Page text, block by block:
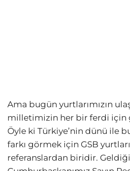
Ama bugün yurtlarımızın
milletimizin her bir ferdi için
Öyle ki Türkiye’nin dünü ile
farkı görmek için GSB
referanslardan biridir.